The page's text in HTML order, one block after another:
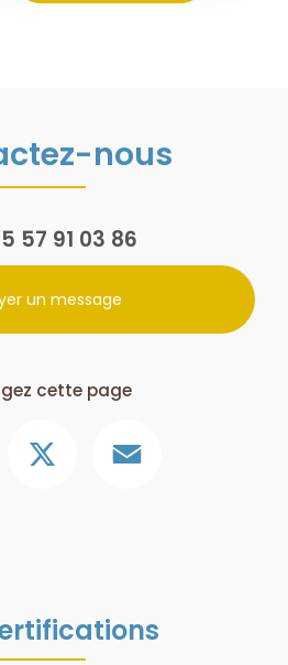
nous
57 91 03 86
un message
cette page